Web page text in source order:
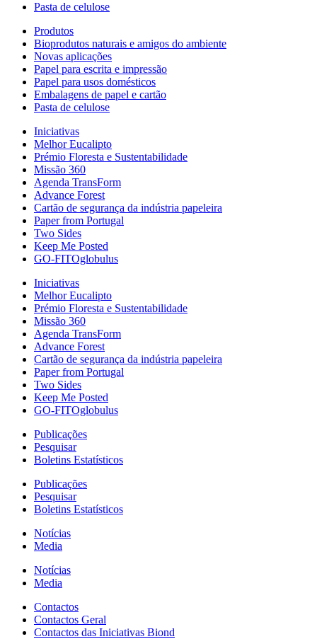
Pasta de celulose
Produtos
Bioprodutos naturais e amigos do ambiente
Novas aplicações
Papel para escrita e impressão
Papel para usos domésticos
Embalagens de papel e cartão
Pasta de celulose
Iniciativas
Melhor Eucalipto
Prémio Floresta e Sustentabilidade
Missão 360
Agenda TransForm
Advance Forest
Cartão de segurança da indústria papeleira
Paper from Portugal
Two Sides
Keep Me Posted
GO-FITOglobulus
Iniciativas
Melhor Eucalipto
Prémio Floresta e Sustentabilidade
Missão 360
Agenda TransForm
Advance Forest
Cartão de segurança da indústria papeleira
Paper from Portugal
Two Sides
Keep Me Posted
GO-FITOglobulus
Publicações
Pesquisar
Boletins Estatísticos
Publicações
Pesquisar
Boletins Estatísticos
Notícias
Media
Notícias
Media
Contactos
Contactos Geral
Contactos das Iniciativas Biond